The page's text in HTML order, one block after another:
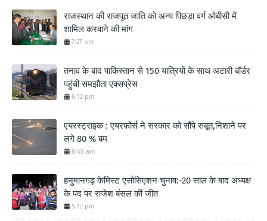
राजस्थान की राजपूत जाति को अन्य पिछड़ा वर्ग ओबीसी में
शामिल करवाने की मांग
7:27 pm
तनाव के बाद पाकिस्तान से 150 यात्रियों के साथ अटारी बॉर्डर
पहुंची समझौता एक्सप्रेस
6:12 pm
एयरस्ट्राइक : एयरफोर्स ने सरकार को सौंपे सबूत,निशाने पर
लगे 80 % बम
8:40 am
हनुमानगढ़ केमिस्ट एसोसिएशन चुनाव:-20 साल के बाद अध्यक्ष
के पद पर राजेश बंसल की जीत
5:12 pm